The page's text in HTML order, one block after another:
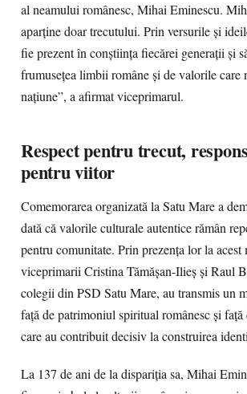
al neamului românesc, Mihai Eminescu.
aparține doar trecutului. Prin versurile și
fie prezent în conștiința fiecărei generații și
frumusețea limbii române și de valorile care
națiune”, a afirmat viceprimarul.
Respect pentru trecut,
pentru viitor
Comemorarea organizată la Satu Mare a
dată că valorile culturale autentice rămân
pentru comunitate. Prin prezența lor la acest
viceprimarii Cristina Tămășan-Ilieș și Raul
colegii din PSD Satu Mare, au transmis un
față de patrimoniul spiritual românesc și
care au contribuit decisiv la construirea
La 137 de ani de la dispariția sa, Mihai